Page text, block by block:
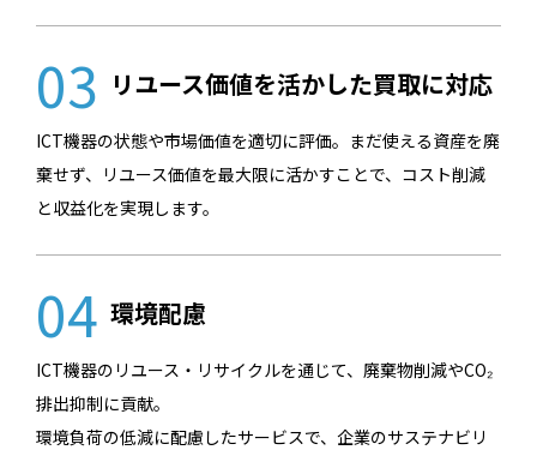
03 リユース価値を活かした買取に対応
ICT機器の状態や市場価値を適切に評価。まだ使える資産を廃
棄せず、リユース価値を最大限に活かすことで、コスト削減
と収益化を実現します。
04 環境配慮
ICT機器のリユース・リサイクルを通じて、廃棄物削減やCO₂
排出抑制に貢献。
環境負荷の低減に配慮したサービスで、企業のサステナビリ